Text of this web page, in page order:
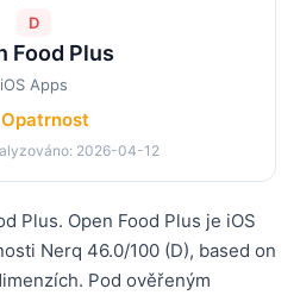
D
Food Plus
iOS Apps
2026-04-12
Plus. Open Food Plus je iOS
Nerq 46.0/100 (D), based on
Pod ověřeným